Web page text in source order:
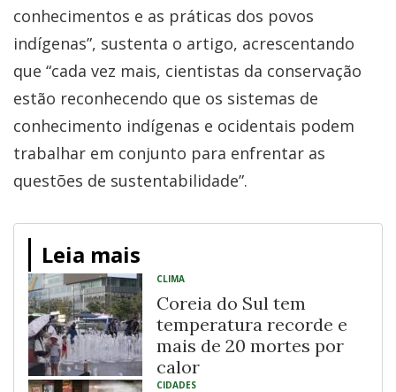
conhecimentos e as práticas dos povos
indígenas”, sustenta o artigo, acrescentando
que “cada vez mais, cientistas da conservação
estão reconhecendo que os sistemas de
conhecimento indígenas e ocidentais podem
trabalhar em conjunto para enfrentar as
questões de sustentabilidade”.
Leia mais
CLIMA
Coreia do Sul tem
temperatura recorde e
mais de 20 mortes por
calor
CIDADES